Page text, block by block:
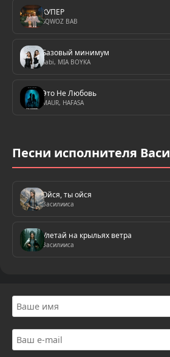
КУПЕР
SQWOZ BAB
Базовый минимум
Sabi, MIA BOYKA
Это Не Любовь
MAUR, HAFASA
Песни исполнителя
Ойся, ты ойся
Василииса
Улетай на крыльях ветра
Василииса